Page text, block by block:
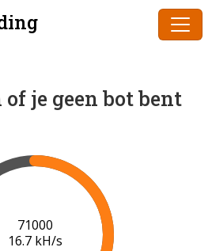
je geen bot bent
72000
16.8 kH/s